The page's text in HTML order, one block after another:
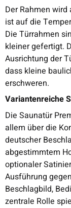
Der Rahmen
ist auf die
Die Türrahmen
kleiner gefertigt.
Ausrichtung der
dass kleine
erschweren.
Variantenreiche
Die Saunatür
allem über die
deutscher
abgestimmtem
optionaler
Ausführung
Beschlagbild,
zentrale Rolle